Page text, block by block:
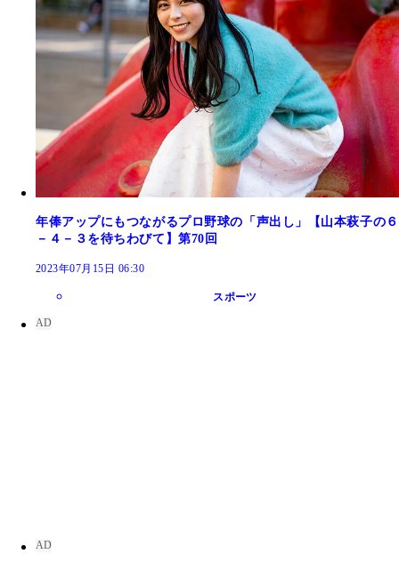
年俸アップにもつながるプロ野球の「声出し」【山本萩子の６
－４－３を待ちわびて】第70回
2023年07月15日 06:30
スポーツ